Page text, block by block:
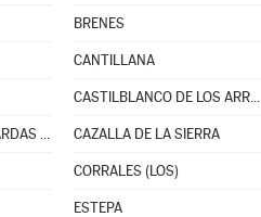
BRENES
CANTILLANA
CASTILBLANCO DE LOS ARROYOS
CASTILLO DE LAS GUARDAS (EL) CAZALLA DE LA SIERRA
CORRALES (LOS)
ESTEPA